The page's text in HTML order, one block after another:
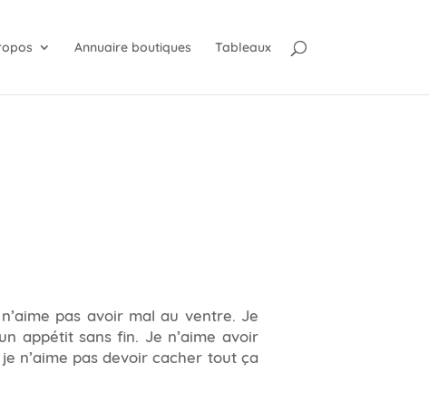
Annuaire boutiques Tableaux
pas avoir mal au ventre. Je
appétit sans fin. Je n’aime avoir
n’aime pas devoir cacher tout ça